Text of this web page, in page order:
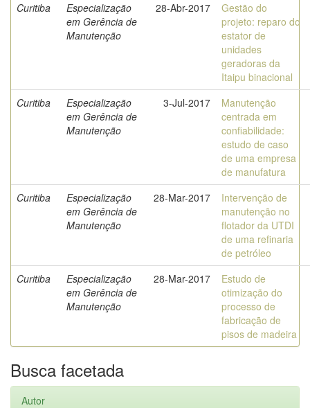
Curitiba
Especialização
em Gerência de
Manutenção
28-Abr-2017
Gestão do
projeto: reparo do
estator de
unidades
geradoras da
Itaipu binacional
Curitiba
Especialização
em Gerência de
Manutenção
3-Jul-2017
Manutenção
centrada em
confiabilidade:
estudo de caso
de uma empresa
de manufatura
Curitiba
Especialização
em Gerência de
Manutenção
28-Mar-2017
Intervenção de
manutenção no
flotador da UTDI
de uma refinaria
de petróleo
Curitiba
Especialização
em Gerência de
Manutenção
28-Mar-2017
Estudo de
otimização do
processo de
fabricação de
pisos de madeira
Busca facetada
Autor